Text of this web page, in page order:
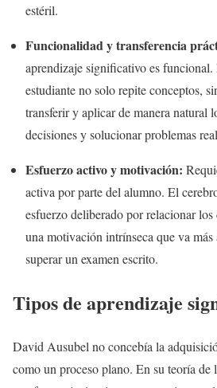
estéril.
Funcionalidad y transferencia
aprendizaje significativo es
estudiante no solo repite conceptos,
transferir y aplicar de manera natural
decisiones y solucionar problemas
Esfuerzo activo y motivación:
activa por parte del alumno. El
esfuerzo deliberado por relacionar
una motivación intrínseca que va
superar un examen escrito.
Tipos de aprendizaje
David Ausubel no concebía la
como un proceso plano. En su teoría